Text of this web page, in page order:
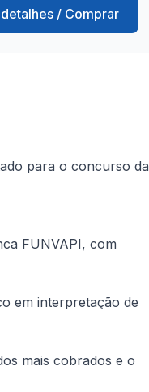
/ Comprar
para o concurso da
FUNVAPI, com
em interpretação de
mais cobrados e o